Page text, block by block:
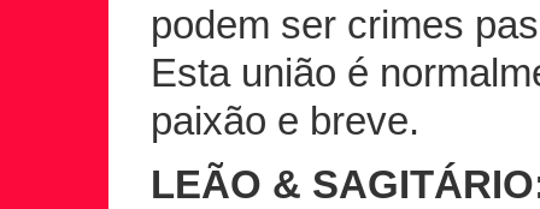
podem ser crimes
Esta união é
paixão e breve.
LEÃO &